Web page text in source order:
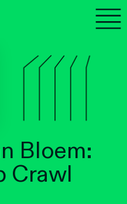
Bloem:
Crawl